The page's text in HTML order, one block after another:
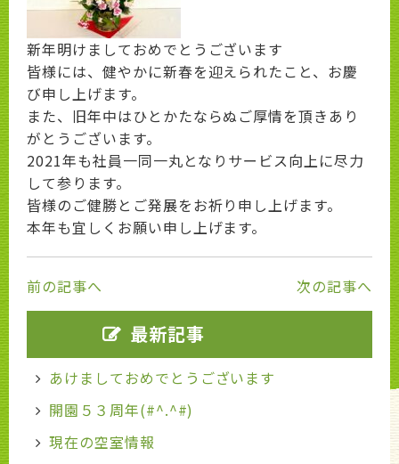
新年明けましておめでとうございます
皆様には、健やかに新春を迎えられたこと、お慶
び申し上げます。
また、旧年中はひとかたならぬご厚情を頂きあり
がとうございます。
2021年も社員一同一丸となりサービス向上に尽力
して参ります。
皆様のご健勝とご発展をお祈り申し上げます。
本年も宜しくお願い申し上げます。
前の記事へ 次の記事へ
最新記事
あけましておめでとうございます
開園５３周年(#^.^#)
現在の空室情報